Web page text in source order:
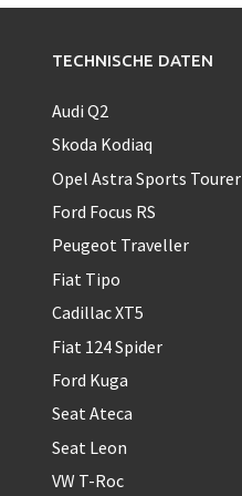
TECHNISCHE DATEN
Audi Q2
Skoda Kodiaq
Opel Astra Sports Tourer
Ford Focus RS
Peugeot Traveller
Fiat Tipo
Cadillac XT5
Fiat 124 Spider
Ford Kuga
Seat Ateca
Seat Leon
VW T-Roc